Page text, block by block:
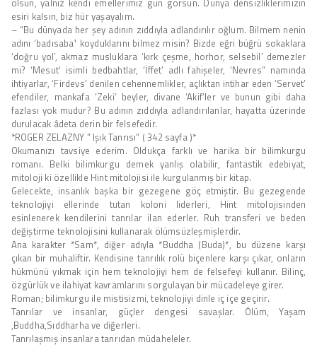
esiri kalsın, biz hür yaşayalım.
– “Bu dünyada her şey adının zıddıyla adlandırılır oğlum. Bilmem nenin
adını ‘badısaba¹ koyduklarını bilmez misin? Bizde eğri büğrü sokaklara
‘doğru yol’, akmaz musluklara ‘kırk çeşme, horhor, selsebil’ demezler
mi? ‘Mesut’ isimli bedbahtlar, ‘İffet’ adlı fahişeler, ‘Nevres” namında
ihtiyarlar, ‘Firdevs’ denilen cehennemlikler, açlıktan intihar eden ‘Servet’
efendiler, mankafa ‘Zeki’ beyler, divane ‘Akif’ler ve bunun gibi daha
fazlası yok mudur? Bu adının zıddıyla adlandırılanlar, hayatta üzerinde
durulacak âdeta derin bir felsefedir.
*ROGER ZELAZNY ” Işık Tanrısı” ( 342 sayfa )*
Okumanızı tavsiye ederim. Oldukça farklı ve harika bir bilimkurgu
romanı. Belki bilimkurgu demek yanlış olabilir, fantastik edebiyat,
mitoloji ki özellikle Hint mitolojisi ile kurgulanmış bir kitap.
Gelecekte, insanlık başka bir gezegene göç etmiştir. Bu gezegende
teknolojiyi ellerinde tutan koloni liderleri, Hint mitolojisinden
esinlenerek kendilerini tanrılar ilan ederler. Ruh transferi ve beden
değiştirme teknolojisini kullanarak ölümsüzleşmişlerdir.
Ana karakter *Sam*, diğer adıyla *Buddha (Buda)*, bu düzene karşı
çıkan bir muhaliftir. Kendisine tanrılık rolü biçenlere karşı çıkar, onların
hükmünü yıkmak için hem teknolojiyi hem de felsefeyi kullanır. Bilinç,
özgürlük ve ilahiyat kavramlarını sorgulayan bir mücadeleye girer.
Roman; bilimkurgu ile mistisizmi, teknolojiyi dinle iç içe geçirir.
Tanrılar ve insanlar, güçler dengesi savaşlar. Ölüm, Yaşam
,Buddha,Sıddharha ve diğerleri.
Tanrılaşmış insanlara tanrıdan müdaheleler.